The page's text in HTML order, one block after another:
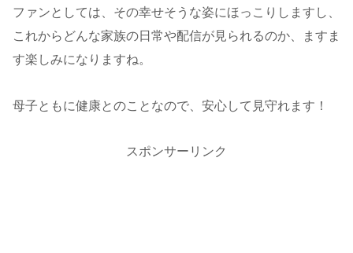
ファンとしては、その幸せそうな姿にほっこりしますし、
これからどんな家族の日常や配信が見られるのか、ますま
す楽しみになりますね。
母子ともに健康とのことなので、安心して見守れます！
スポンサーリンク